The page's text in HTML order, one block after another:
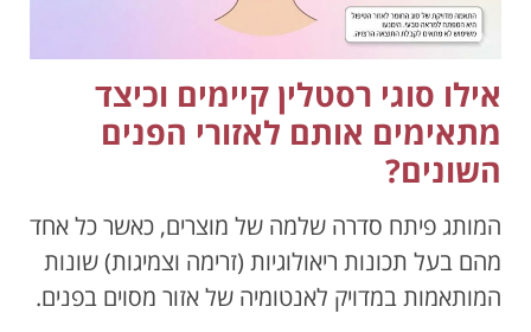
אילו סוגי רסטלין קיימים וכיצד
מתאימים אותם לאזורי הפנים
השונים?
המותג פיתח סדרה שלמה של מוצרים, כאשר כל אחד
מהם בעל תכונות ריאולוגיות (זרימה וצמיגות) שונות
המותאמות במדויק לאנטומיה של אזור מסוים בפנים.